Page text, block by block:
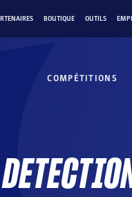
BOUTIQUE OUTILS
COMPÉTITIONS